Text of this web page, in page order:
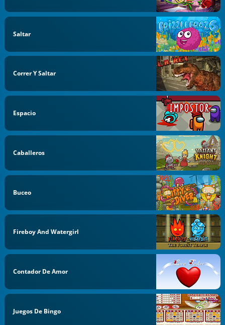
Saltar
Correr Y Saltar
Espacio
Caballeros
Buceo
Fireboy And Watergirl
Contador De Amor
Juegos De Bingo